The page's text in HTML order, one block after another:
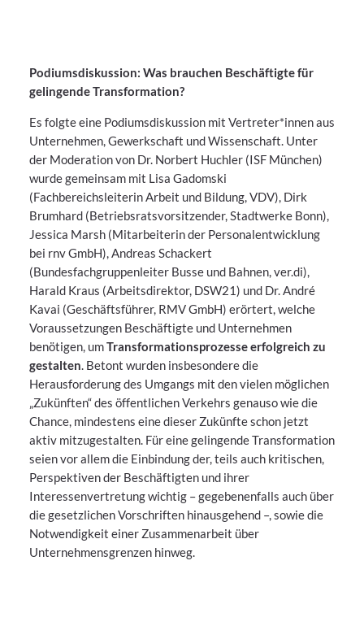
Podiumsdiskussion: Was brauchen Beschäftigte für
gelingende Transformation?
Es folgte eine Podiumsdiskussion mit Vertreter*innen aus
Unternehmen, Gewerkschaft und Wissenschaft. Unter
der Moderation von Dr. Norbert Huchler (ISF München)
wurde gemeinsam mit Lisa Gadomski
(Fachbereichsleiterin Arbeit und Bildung, VDV), Dirk
Brumhard (Betriebsratsvorsitzender, Stadtwerke Bonn),
Jessica Marsh (Mitarbeiterin der Personalentwicklung
bei rnv GmbH), Andreas Schackert
(Bundesfachgruppenleiter Busse und Bahnen, ver.di),
Harald Kraus (Arbeitsdirektor, DSW21) und Dr. André
Kavai (Geschäftsführer, RMV GmbH) erörtert, welche
Voraussetzungen Beschäftigte und Unternehmen
benötigen, umTransformationsprozesse erfolgreich zu
gestalten. Betont wurden insbesondere die
Herausforderung des Umgangs mit den vielen möglichen
„Zukünften“ des öffentlichen Verkehrs genauso wie die
Chance, mindestens eine dieser Zukünfte schon jetzt
aktiv mitzugestalten. Für eine gelingende Transformation
seien vor allem die Einbindung der, teils auch kritischen,
Perspektiven der Beschäftigten und ihrer
Interessenvertretung wichtig – gegebenenfalls auch über
die gesetzlichen Vorschriften hinausgehend –, sowie die
Notwendigkeit einer Zusammenarbeit über
Unternehmensgrenzen hinweg.